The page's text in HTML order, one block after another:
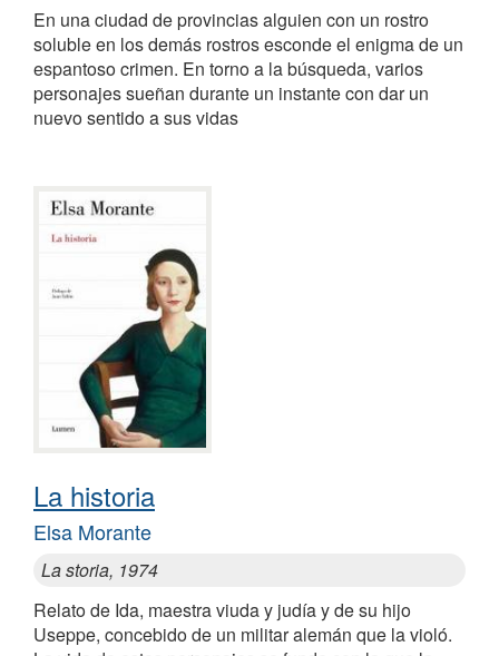
En una ciudad de provincias alguien con un rostro
soluble en los demás rostros esconde el enigma de un
espantoso crimen. En torno a la búsqueda, varios
personajes sueñan durante un instante con dar un
nuevo sentido a sus vidas
La historia
Elsa Morante
La storia, 1974
Relato de Ida, maestra viuda y judía y de su hijo
Useppe, concebido de un militar alemán que la violó.